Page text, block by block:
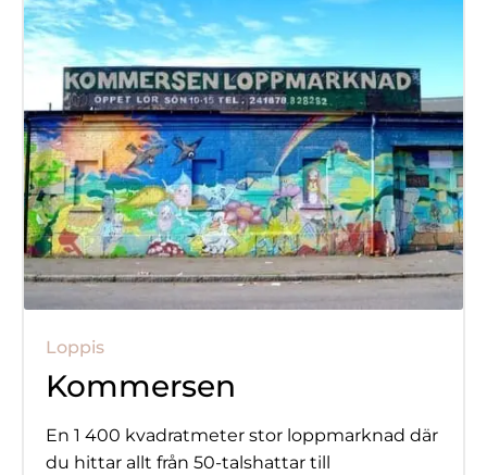
Loppis
Kommersen
En 1 400 kvadratmeter stor loppmarknad där
du hittar allt från 50-talshattar till